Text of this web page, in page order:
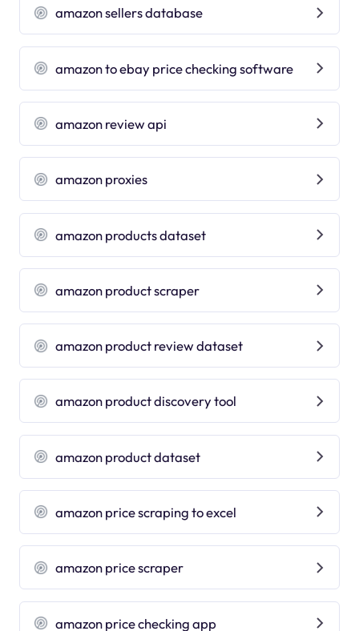
amazon sellers database
amazon to ebay price checking software
amazon review api
amazon proxies
amazon products dataset
amazon product scraper
amazon product review dataset
amazon product discovery tool
amazon product dataset
amazon price scraping to excel
amazon price scraper
amazon price checking app